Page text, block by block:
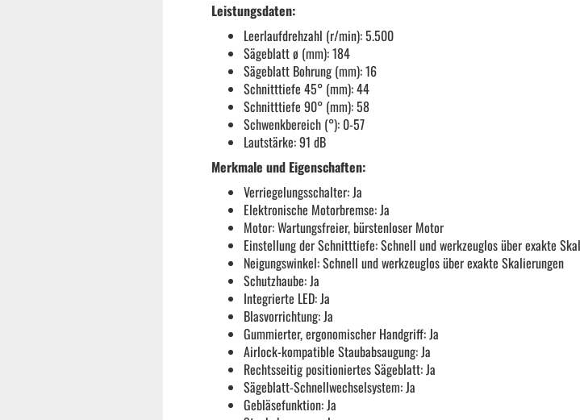
Garten & ATV-Quad anzeigen
Gartenpumpen
Heckenscheren
Kettensägen
Leistungsdaten:
Leerlaufdrehzahl (r/min): 5.500
Sägeblatt ø (mm): 184
Sägeblatt Bohrung (mm): 16
Schnitttiefe 45° (mm): 44
Schnitttiefe 90° (mm): 58
Schwenkbereich (°): 0-57
Lautstärke: 91 dB
Merkmale und Eigenschaften:
Verriegelungsschalter: Ja
Elektronische Motorbremse: Ja
Motor: Wartungsfreier, bürstenloser Motor
Einstellung der Schnitttiefe: Schnell und werkzeuglos über exakte
Neigungswinkel: Schnell und werkzeuglos über exakte Skalierungen
Schutzhaube: Ja
Integrierte LED: Ja
Blasvorrichtung: Ja
Gummierter, ergonomischer Handgriff: Ja
Airlock-kompatible Staubabsaugung: Ja
Rechtsseitig positioniertes Sägeblatt: Ja
Sägeblatt-Schnellwechselsystem: Ja
Gebläsefunktion: Ja